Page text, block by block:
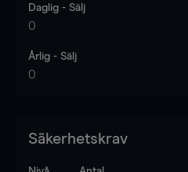
Daglig - Sälj
0
Årlig - Sälj
0
Säkerhetskrav